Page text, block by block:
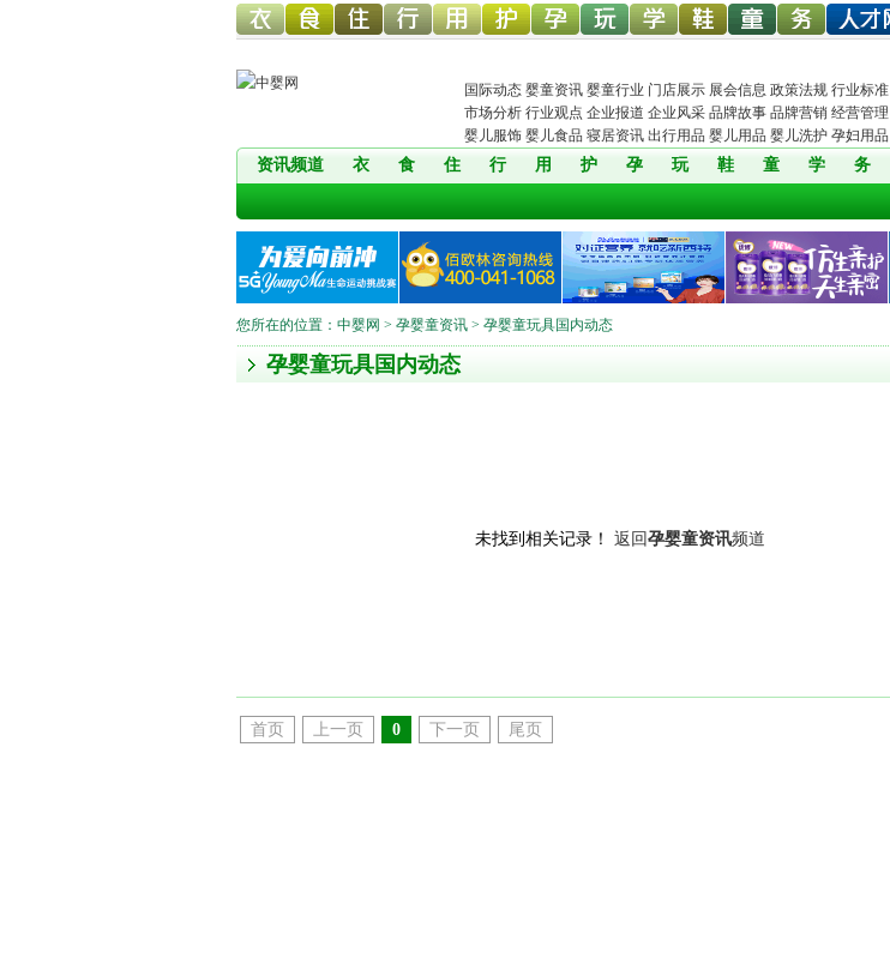
饰网 品网 具网 品网 护网 网 具网 育 鞋网 装 构
国际动态 婴童资讯 婴童行业 门店展示 展会信息 政策法规 行业标准
市场分析 行业观点 企业报道 企业风采 品牌故事 品牌营销 经营管理
婴儿服饰 婴儿食品 寝居资讯 出行用品 婴儿用品 婴儿洗护 孕妇用品
资讯频道 衣 食 住 行 用 护 孕 玩 鞋 童 学 务
您所在的位置： 中婴网 > 孕婴童资讯 > 孕婴童玩具国内动态
孕婴童玩具国内动态
未找到相关记录！ 返回孕婴童资讯频道
首页 上一页 0 下一页 尾页